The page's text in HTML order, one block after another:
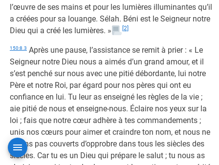
l’œuvre de ses mains et pour les lumières illuminantes qu’il
a créées pour sa louange. Sélah. Béni est le Seigneur notre
Dieu qui a créé les lumières. »
[2]
150:8.3 Après une pause, l’assistance se remit à prier : « Le
Seigneur notre Dieu nous a aimés d’un grand amour, et il
s’est penché sur nous avec une pitié débordante, lui notre
Père et notre Roi, par égard pour nos pères qui ont eu
confiance en lui. Tu leur as enseigné les règles de la vie ;
aie pitié de nous et enseigne-nous. Éclaire nos yeux sur la
loi ; fais que notre cœur adhère à tes commandements ;
unis nos cœurs pour aimer et craindre ton nom, et nous ne
serons pas couverts d’opprobre dans tous les siècles des
siècles. Car tu es un Dieu qui prépare le salut ; tu nous as